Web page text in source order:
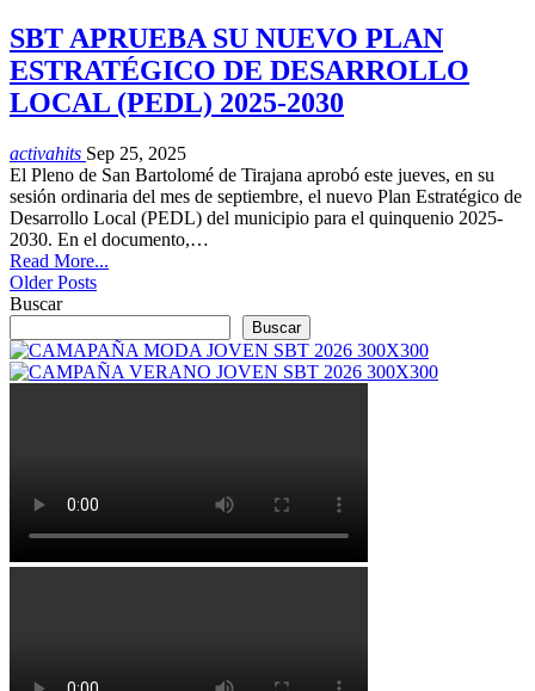
SBT APRUEBA SU NUEVO PLAN
ESTRATÉGICO DE DESARROLLO
LOCAL (PEDL) 2025-2030
activahits Sep 25, 2025
El Pleno de San Bartolomé de Tirajana aprobó este jueves, en su
sesión ordinaria del mes de septiembre, el nuevo Plan Estratégico de
Desarrollo Local (PEDL) del municipio para el quinquenio 2025-
2030. En el documento,…
Read More...
Older Posts
Buscar
Buscar